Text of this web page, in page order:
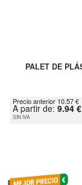
PALET DE
Precio anterior 10.57 €
A partir de: 9.94 €
SIN IVA